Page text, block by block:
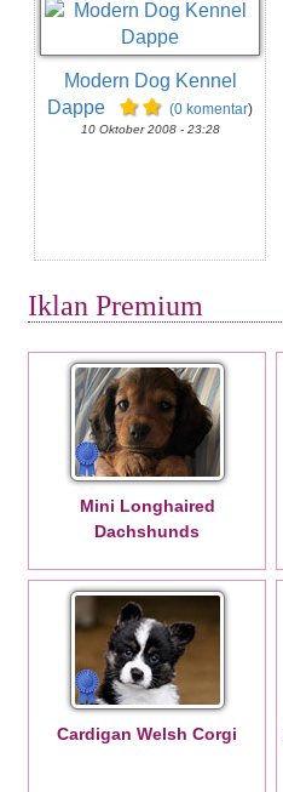
Modern Dog Kennel
Dappe
(0 komentar)
10 Oktober 2008 - 23:28
Iklan Premium
Mini Longhaired
Dachshunds
Cardigan Welsh Corgi